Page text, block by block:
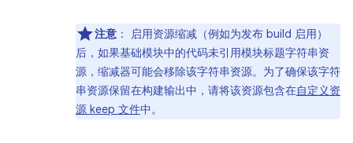
注意 ：
启用资源缩减（例如为发布 build 启用）
后，如果基础模块中的代码未引用模块标题字符串资
源，缩减器可能会移除该字符串资源。为了确保该字符
串资源保留在构建输出中，请将该资源包含在自定义资
源 keep 文件中。